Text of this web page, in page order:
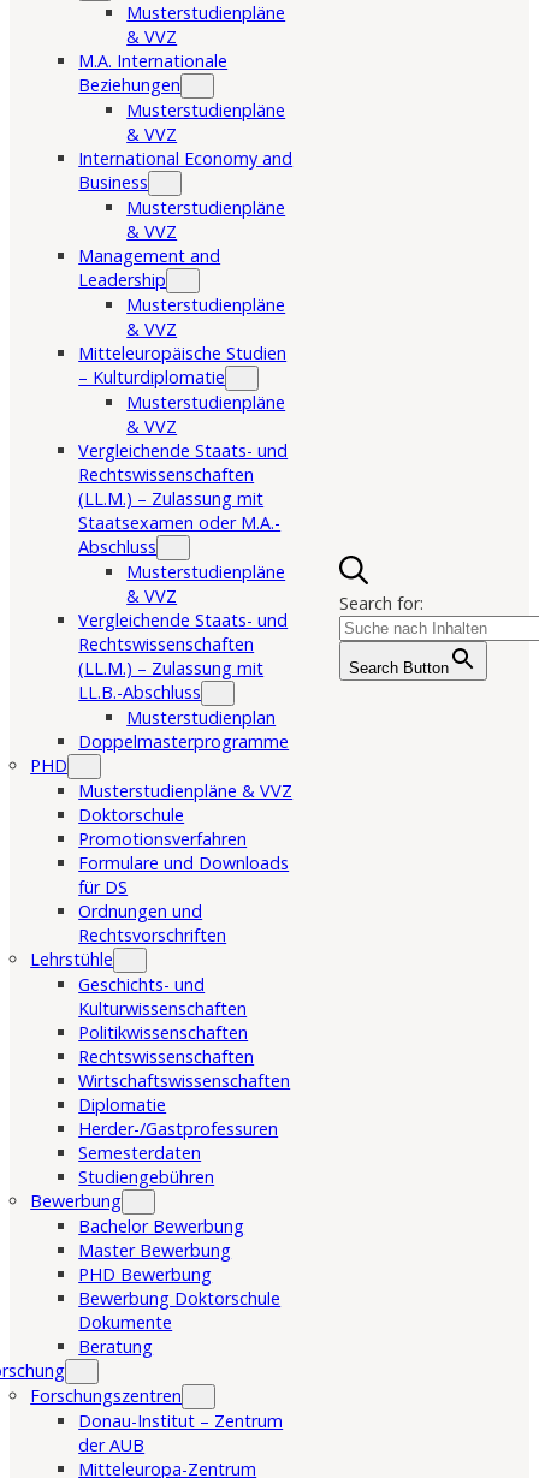
Musterstudienpläne
& VVZ
M.A. Internationale
Beziehungen
Musterstudienpläne
& VVZ
International Economy and
Business
Musterstudienpläne
& VVZ
Management and
Leadership
Musterstudienpläne
& VVZ
Mitteleuropäische Studien
– Kulturdiplomatie
Musterstudienpläne
& VVZ
Vergleichende Staats- und
Rechtswissenschaften
(LL.M.) – Zulassung mit
Staatsexamen oder M.A.-
Abschluss
Musterstudienpläne
& VVZ
Vergleichende Staats- und
Rechtswissenschaften
(LL.M.) – Zulassung mit
LL.B.-Abschluss
Musterstudienplan
Doppelmasterprogramme
PHD
Musterstudienpläne & VVZ
Doktorschule
Promotionsverfahren
Formulare und Downloads
für DS
Ordnungen und
Rechtsvorschriften
Lehrstühle
Geschichts- und
Kulturwissenschaften
Politikwissenschaften
Rechtswissenschaften
Wirtschaftswissenschaften
Diplomatie
Herder-/Gastprofessuren
Semesterdaten
Studiengebühren
Bewerbung
Bachelor Bewerbung
Master Bewerbung
PHD Bewerbung
Bewerbung Doktorschule
Dokumente
Beratung
Forschungszentren
Donau-Institut – Zentrum
der AUB
Mitteleuropa-Zentrum
Search for:
Search Button